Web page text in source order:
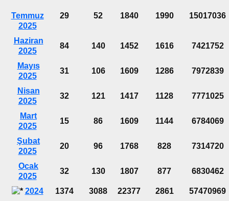
Temmuz
2025
29 52 1840 1990 15017036
Haziran
2025
84 140 1452 1616 7421752
Mayıs
2025
31 106 1609 1286 7972839
Nisan
2025
32 121 1417 1128 7771025
Mart
2025
15 86 1609 1144 6784069
Şubat
2025
20 96 1768 828 7314720
Ocak
2025
32 130 1807 877 6830462
2024 1374 3088 22377 2861
57470969